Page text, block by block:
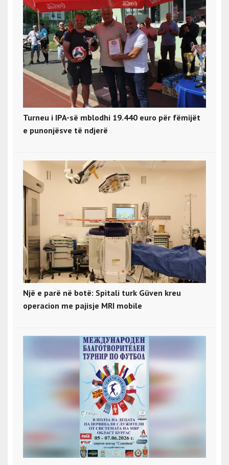
Turneu i IPA-së mblodhi 19.440 euro për fëmijët
e punonjësve të ndjerë
Një e parë në botë: Spitali turk Güven kreu
operacion me pajisje MRI mobile